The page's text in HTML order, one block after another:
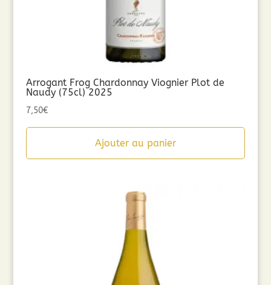
Arrogant Frog Chardonnay Viognier Plot de
Naudy (75cl) 2025
7,50€
Ajouter au panier